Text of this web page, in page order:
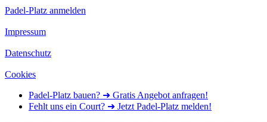
Padel-Platz anmelden
Impressum
Datenschutz
Cookies
Padel-Platz bauen? ➜ Gratis Angebot anfragen!
Fehlt uns ein Court? ➜ Jetzt Padel-Platz melden!